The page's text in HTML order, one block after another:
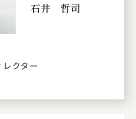
石井 哲司
クター